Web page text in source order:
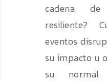
cadena
resiliente?
eventos
su impacto u
su normal